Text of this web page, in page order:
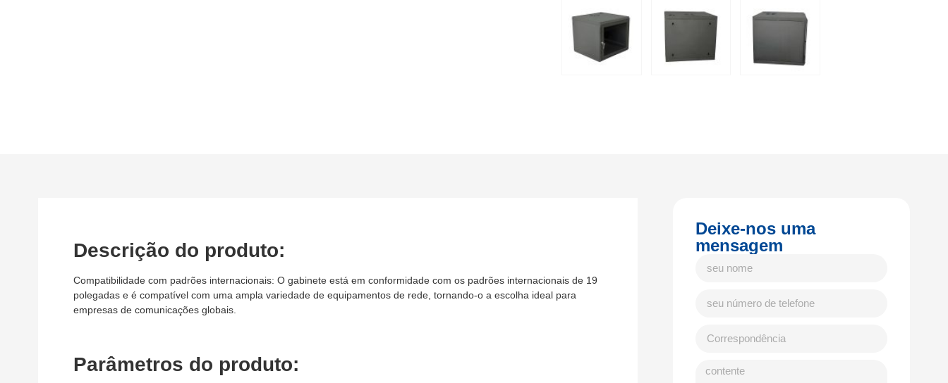
Descrição do produto:
Compatibilidade com padrões internacionais: O gabinete está em conformidade com os padrões internacionais de 19
polegadas e é compatível com uma ampla variedade de equipamentos de rede, tornando-o a escolha ideal para
empresas de comunicações globais.
Parâmetros do produto:
Deixe-nos uma
mensagem